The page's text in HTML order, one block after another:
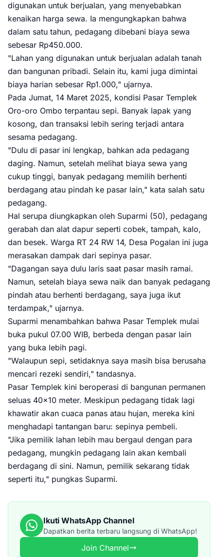
digunakan untuk berjualan, yang menyebabkan
kenaikan harga sewa. Ia mengungkapkan bahwa
dalam satu tahun, pedagang dibebani biaya sewa
sebesar Rp450.000.
"Lahan yang digunakan untuk berjualan adalah tanah
dan bangunan pribadi. Selain itu, kami juga dimintai
biaya harian sebesar Rp1.000," ujarnya.
Pada Jumat, 14 Maret 2025, kondisi Pasar Templek
Oro-oro Ombo terpantau sepi. Banyak lapak yang
kosong, dan transaksi lebih sering terjadi antara
sesama pedagang.
"Dulu di pasar ini lengkap, bahkan ada pedagang
daging. Namun, setelah melihat biaya sewa yang
cukup tinggi, banyak pedagang memilih berhenti
berdagang atau pindah ke pasar lain," kata salah satu
pedagang.
Hal serupa diungkapkan oleh Suparmi (50), pedagang
gerabah dan alat dapur seperti cobek, tampah, kalo,
dan besek. Warga RT 24 RW 14, Desa Pogalan ini juga
merasakan dampak dari sepinya pasar.
"Dagangan saya dulu laris saat pasar masih ramai.
Namun, setelah biaya sewa naik dan banyak pedagang
pindah atau berhenti berdagang, saya juga ikut
terdampak," ujarnya.
Suparmi menambahkan bahwa Pasar Templek mulai
buka pukul 07.00 WIB, berbeda dengan pasar lain
yang buka lebih pagi.
"Walaupun sepi, setidaknya saya masih bisa berusaha
mencari rezeki sendiri," tandasnya.
Pasar Templek kini beroperasi di bangunan permanen
seluas 40x10 meter. Meskipun pedagang tidak lagi
khawatir akan cuaca panas atau hujan, mereka kini
menghadapi tantangan baru: sepinya pembeli.
"Jika pemilik lahan lebih mau bergaul dengan para
pedagang, mungkin pedagang lain akan kembali
berdagang di sini. Namun, pemilik sekarang tidak
seperti itu," pungkas Suparmi.
Ikuti WhatsApp Channel
Dapatkan berita terbaru langsung di WhatsApp!
Join Channel